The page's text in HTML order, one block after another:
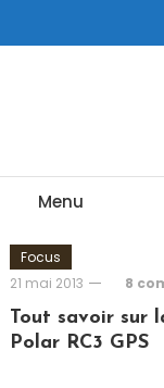
To
Menu
Focus
21 mai 2013
8
Tout savoir sur
Polar RC3 GPS